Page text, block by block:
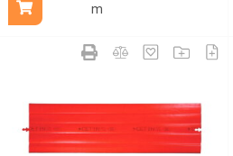
m
Přidat do košíku